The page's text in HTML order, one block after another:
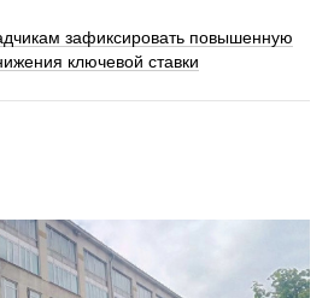
зафиксировать повышенную
ключевой ставки